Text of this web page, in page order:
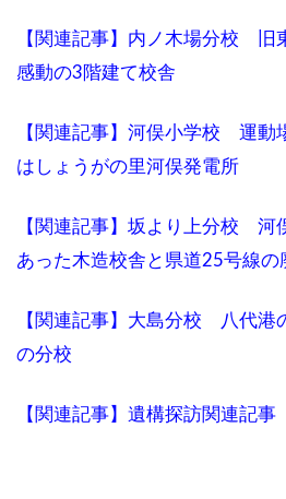
【関連記事】内ノ木場分校 旧
感動の3階建て校舎
【関連記事】河俣小学校 運動
はしょうがの里河俣発電所
【関連記事】坂より上分校 河
あった木造校舎と県道25号線の
【関連記事】大島分校 八代港
の分校
【関連記事】遺構探訪関連記